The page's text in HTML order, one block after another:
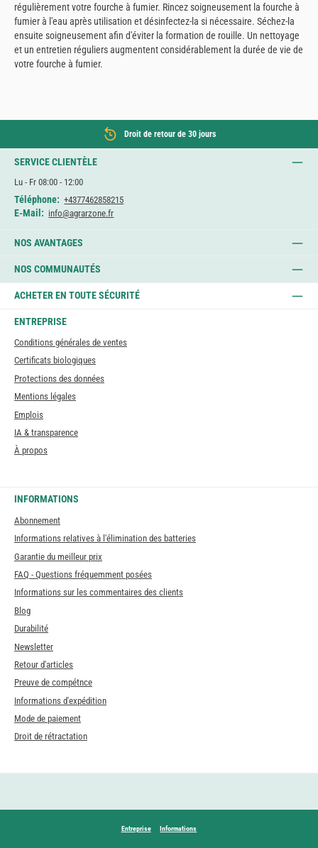
régulièrement votre fourche à fumier. Rincez soigneusement la fourche à
fumier à l'eau après utilisation et désinfectez-la si nécessaire. Séchez-la
ensuite soigneusement afin d'éviter la formation de rouille. Un nettoyage
et un entretien réguliers augmentent considérablement la durée de vie de
votre fourche à fumier.
Droit de retour de 30 jours
SERVICE CLIENTÈLE
Lu - Fr 08:00 - 12:00
Téléphone: +4377462858215
E-Mail: info@agrarzone.fr
NOS AVANTAGES
NOS COMMUNAUTÉS
ACHETER EN TOUTE SÉCURITÉ
ENTREPRISE
Conditions générales de ventes
Certificats biologiques
Protections des données
Mentions légales
Emplois
IA & transparence
À propos
INFORMATIONS
Abonnement
Informations relatives à l'élimination des batteries
Garantie du meilleur prix
FAQ - Questions fréquemment posées
Informations sur les commentaires des clients
Blog
Durabilité
Newsletter
Retour d'articles
Preuve de compétnce
Informations d'expédition
Mode de paiement
Droit de rétractation
Entreprise Informations